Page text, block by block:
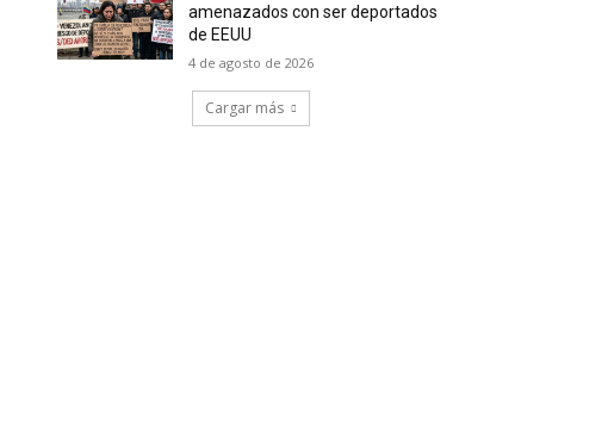
amenazados con ser deportados
de EEUU
4 de agosto de 2026
Cargar más